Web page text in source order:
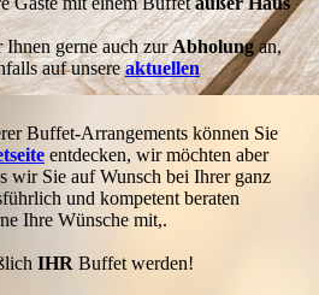
Ihnen gerne auch zurAbholung an,
auf unsereaktuellen
Buffet-Arrangements können Sie
entdecken, wir möchten aber
wir Sie auf Wunsch bei Ihrer ganz
und kompetent beraten
Ihre Wünsche mit,.
IHR Buffet werden!